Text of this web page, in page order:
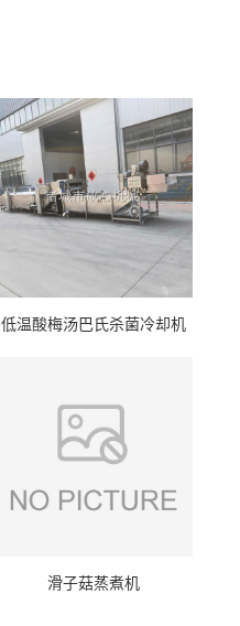
低温酸梅汤巴氏杀菌冷却机
滑子菇蒸煮机